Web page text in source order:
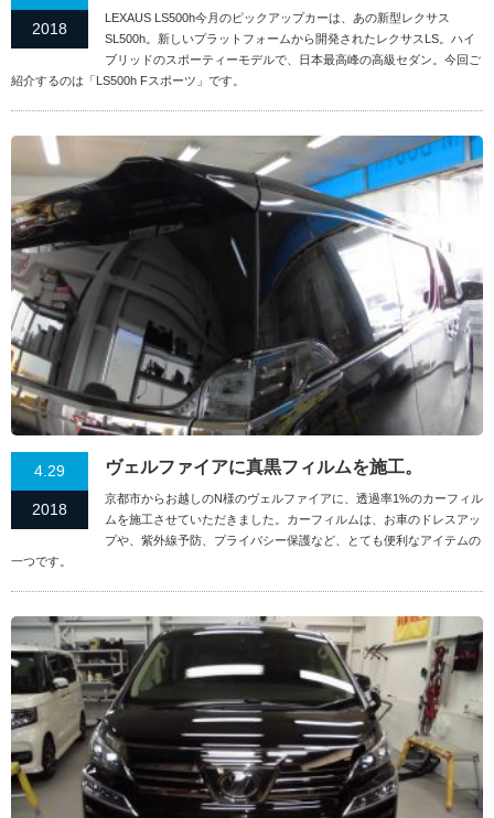
2018
LEXAUS LS500h今月のピックアップカーは、あの新型レクサス
SL500h。新しいプラットフォームから開発されたレクサスLS。ハイ
ブリッドのスポーティーモデルで、日本最高峰の高級セダン。今回ご
紹介するのは「LS500h Fスポーツ」です。
4.29
2018
ヴェルファイアに真黒フィルムを施工。
京都市からお越しのN様のヴェルファイアに、透過率1%のカーフィル
ムを施工させていただきました。カーフィルムは、お車のドレスアッ
プや、紫外線予防、プライバシー保護など、とても便利なアイテムの
一つです。